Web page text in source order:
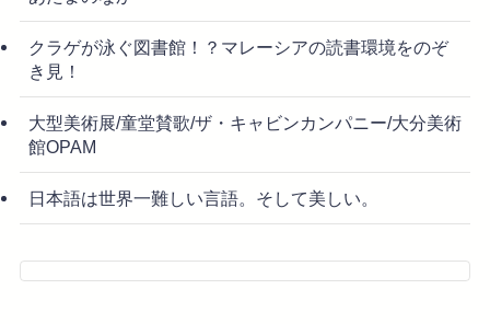
クラゲが泳ぐ図書館！？マレーシアの読書環境をのぞ
き見！
大型美術展/童堂賛歌/ザ・キャビンカンパニー/大分美術
館OPAM
日本語は世界一難しい言語。そして美しい。